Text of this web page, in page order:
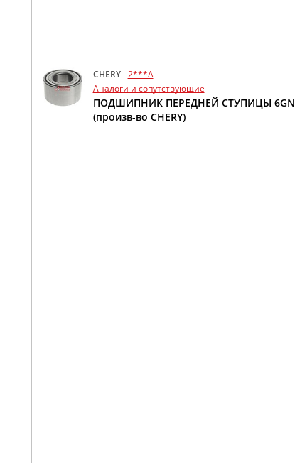
CHERY
2***A
Аналоги и сопутствующие
ПОДШИПНИК ПЕРЕДНЕЙ СТУПИЦЫ 6GN
(произв-во CHERY)